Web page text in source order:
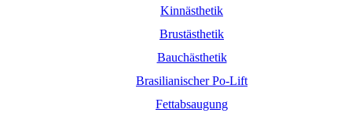
Kinnästhetik
Brustästhetik
Bauchästhetik
Brasilianischer Po-Lift
Fettabsaugung